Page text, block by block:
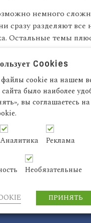
немного
сразу разделяют
Остальные темы
вопроcы про
+371 29942263
адрес:
Cookies
cookie на нашем
было наиболее
вы соглашаетесь
Аналитика Реклама
Необязательные
ПРИНЯТЬ